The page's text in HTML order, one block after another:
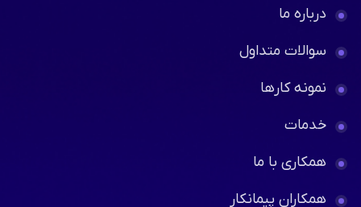
درباره ما
سوالات متداول
نمونه کارها
خدمات
همکاری با ما
همکاران پیمانکار